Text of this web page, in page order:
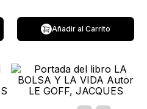
Añadir al Carrito